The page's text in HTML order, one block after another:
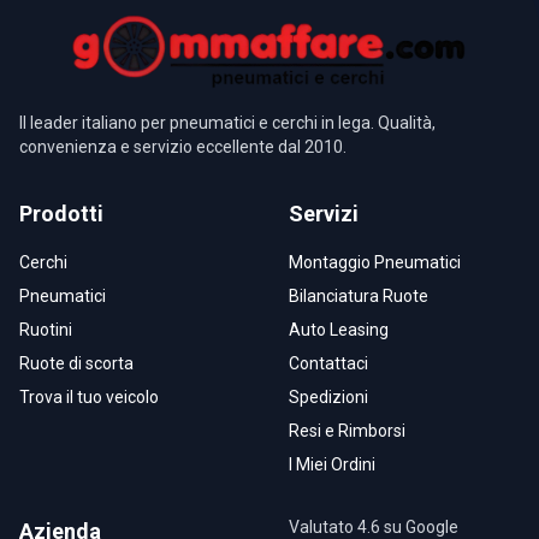
Il leader italiano per pneumatici e cerchi in lega. Qualità,
convenienza e servizio eccellente dal 2010.
Prodotti
Cerchi
Pneumatici
Ruotini
Ruote di scorta
Trova il tuo veicolo
Servizi
Montaggio Pneumatici
Bilanciatura Ruote
Auto Leasing
Contattaci
Spedizioni
Resi e Rimborsi
I Miei Ordini
Azienda Valutato 4.6 su Google